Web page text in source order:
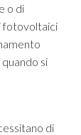
o di
fotovoltaici
si
di